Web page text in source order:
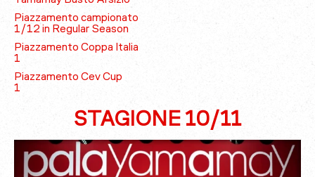
Piazzamento campionato
1/12 in Regular Season
Piazzamento Coppa Italia
1
Piazzamento Cev Cup
1
STAGIONE 10/11